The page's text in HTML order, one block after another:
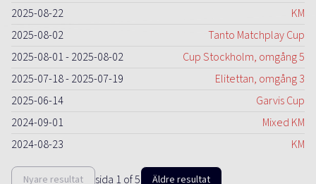
2025-08-22
KM
2025-08-02
Tanto Matchplay Cup
2025-08-01 - 2025-08-02
Cup Stockholm, omgång 5
2025-07-18 - 2025-07-19
Elitettan, omgång 3
2025-06-14
Garvis Cup
2024-09-01
Mixed KM
2024-08-23
KM
Nyare resultat sida 1 of5 Äldre resultat